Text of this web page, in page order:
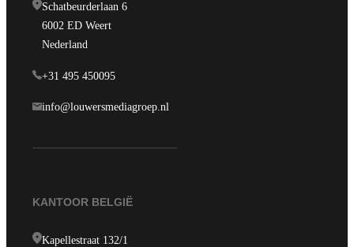
Schatbeurderlaan 6
6002 ED Weert
Nederland
+31 495 450095
info@louwersmediagroep.nl
KANTOOR BELGIË
Kapellestraat 132/1